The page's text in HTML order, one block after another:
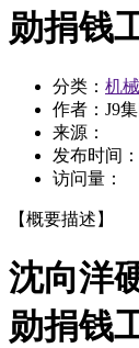
勋捐钱
分类： 机
作者：J9
来源：
发布时间：
访问量：
【概要描述】
沈向洋
勋捐钱